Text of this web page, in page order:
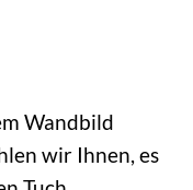
Wandbild
wir Ihnen, es